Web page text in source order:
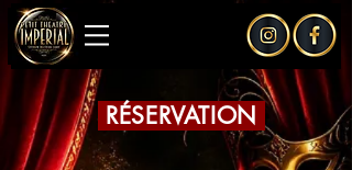
RÉSERVATION